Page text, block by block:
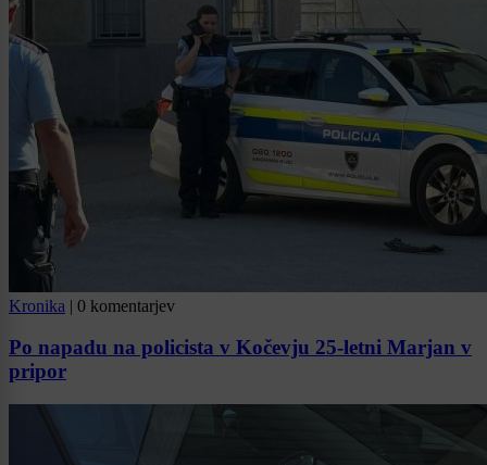
Kronika | 0 komentarjev
Po napadu na policista v Kočevju 25-letni Marjan v
pripor